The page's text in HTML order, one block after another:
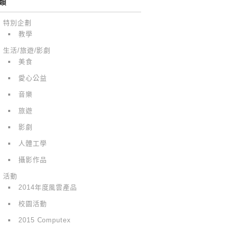
特別企劃
教學
生活/旅遊/影劇
美食
愛心公益
音樂
旅遊
影劇
人體工學
攝影作品
活動
2014年度風雲產品
校園活動
2015 Computex